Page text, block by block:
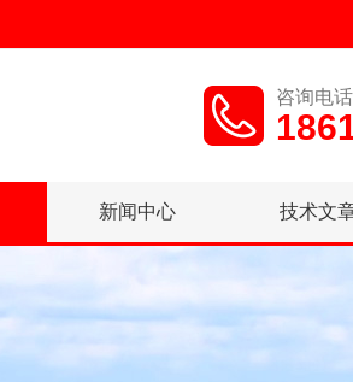
咨询电
新闻中心 技术文